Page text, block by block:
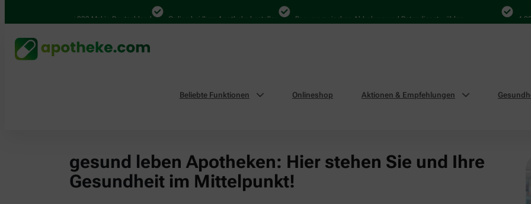
4.000 Mal in Deutschland Online bei Ihrer Apotheke bestellen Bequem zwischen Abholung und Botendienst wählen
Beliebte Funktionen Onlineshop Aktionen & Empfehlungen
gesund leben Apotheken: Hier stehen Sie und Ihre
Gesundheit im Mittelpunkt!